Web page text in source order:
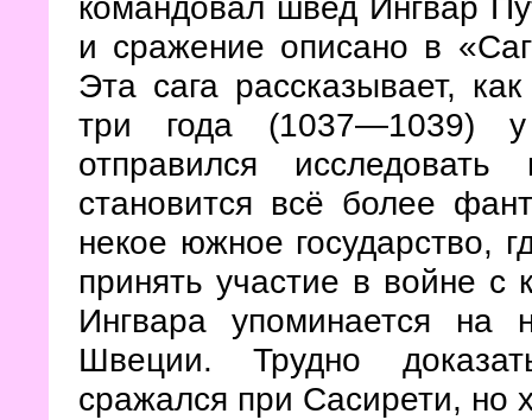
и сражение описано в
Эта сага рассказывает,
три года (1037—1039)
отправился
становится всё более
некое южное государство,
принять участие в войне
Ингвара упоминается на
Швеции. Трудно
сражался при Сасирети, но